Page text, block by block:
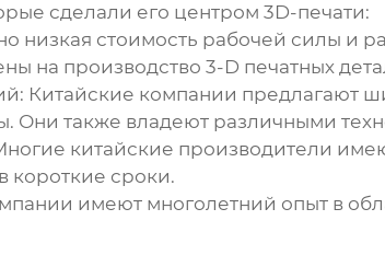
сделали его центром 3D-печати:
низкая стоимость рабочей силы и
на производство 3-D печатных
Китайские компании предлагают
Они также владеют различными
китайские производители
короткие сроки.
имеют многолетний опыт в